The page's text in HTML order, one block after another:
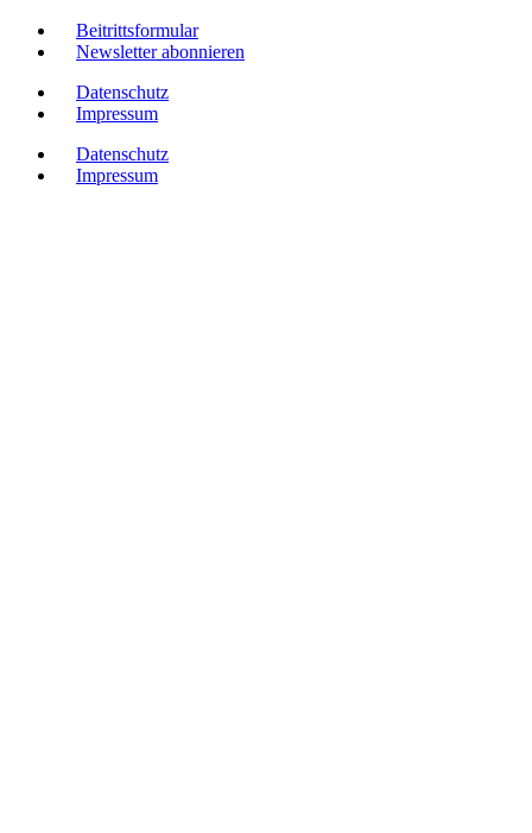
Beitrittsformular
Newsletter abonnieren
Datenschutz
Impressum
Datenschutz
Impressum